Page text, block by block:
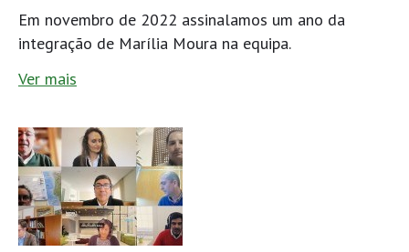
Em novembro de 2022 assinalamos um ano da
integração de Marília Moura na equipa.
Ver mais